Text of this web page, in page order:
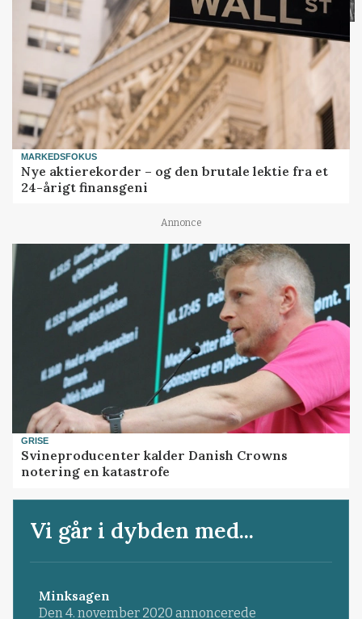
MARKEDSFOKUS
Nye aktierekorder – og den brutale lektie fra et
24-årigt finansgeni
Annonce
GRISE
Svineproducenter kalder Danish Crowns
notering en katastrofe
Vi går i dybden med...
Minksagen
Den 4. november 2020 annoncerede